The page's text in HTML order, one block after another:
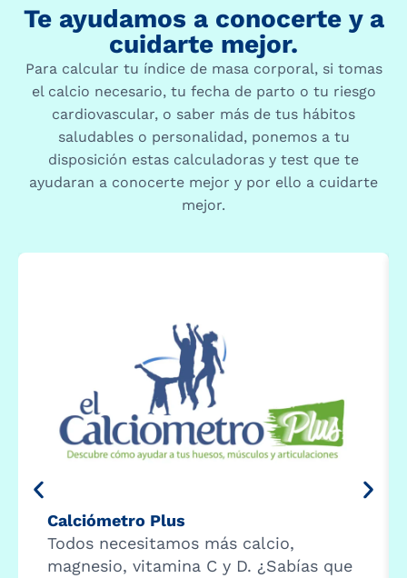
Te ayudamos a conocerte y a
cuidarte mejor.
Para calcular tu índice de masa corporal, si tomas
el calcio necesario, tu fecha de parto o tu riesgo
cardiovascular, o saber más de tus hábitos
saludables o personalidad, ponemos a tu
disposición estas calculadoras y test que te
ayudaran a conocerte mejor y por ello a cuidarte
mejor.
Calciómetro Plus
Todos necesitamos más calcio,
magnesio, vitamina C y D. ¿Sabías que